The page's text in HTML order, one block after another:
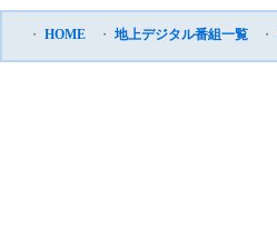
・ HOME ・ 地上デジタル番組一覧 ・